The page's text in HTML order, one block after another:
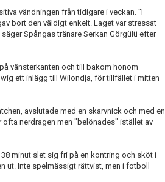
vändningen från tidigare i veckan. "I
bort den väldigt enkelt. Laget var stressat
Spångas tränare Serkan Görgülü efter
vänsterkanten och till bakom honom
ett inlägg till Wilondja, för tillfället i mitten
avslutade med en skarvnick och med en
ofta nerdragen men "belönades" istället av
minut slet sig fri på en kontring och sköt i
ut. Inte spelmässigt rättvist, men i fotboll